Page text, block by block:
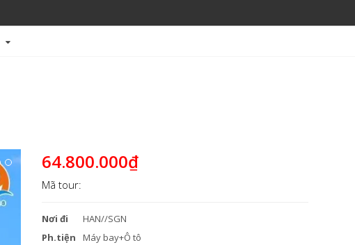
64.800.000₫
Mã tour:
Nơi đi
HAN//SGN
Ph.tiện
Máy bay+Ô tô